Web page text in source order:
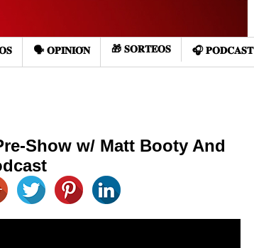
🗣️ 𝐎𝐏𝐈𝐍𝐈𝐎́𝐍 🎁 𝐒𝐎𝐑𝐓𝐄𝐎𝐒 🎧 𝐏𝐎𝐃𝐂𝐀𝐒𝐓
Show w/ Matt Booty And